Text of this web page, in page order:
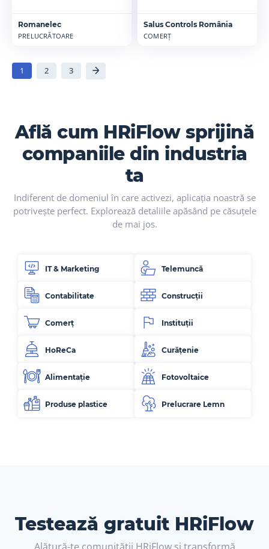
Romanelec
PRELUCRĂTOARE
Salus Controls România
COMERȚ
1 2 3
Află cum HRiFlow sprijină
companiile din industria
ta
Indiferent de domeniul în care activezi, aplicația noastră se
potrivește perfect. Explorează detaliile apăsând pe căsuțele
de mai jos.
IT & Marketing Telemuncă
Contabilitate Construcții
Comerț Instituții
HoReCa Curățenie
Alimentație Fotovoltaice
Produse plastice Prelucrare Lemn
Testează gratuit HRiFlow